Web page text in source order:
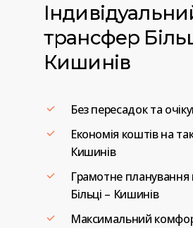
трансфер
Кишинів
Без пересадок та
Економія коштів на
Кишинів
Грамотне
Більці – Кишинів
Максимальний